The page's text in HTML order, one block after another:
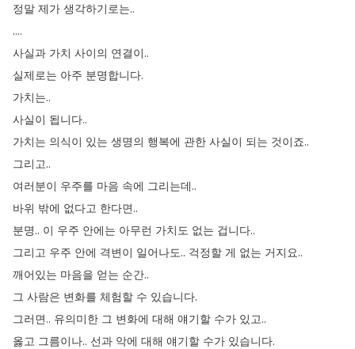
정말 제가 생각하기로는..
....
사실과 가치 사이의 연결이..
실제로는 아주 분명합니다.
가치는..
사실이 됩니다..
가치는 의식이 있는 생명의 행복에 관한 사실이 되는 것이죠..
그리고..
여러분이 우주를 마음 속에 그리는데..
바위 밖에 없다고 한다면..
분명.. 이 우주 안에는 아무런 가치도 없는 겁니다..
그리고 우주 안에 격변이 일어나도.. 걱정할 게 없는 거지요..
깨어있는 마음을 얻는 순간..
그 사람은 변화를 체험할 수 있습니다.
그러면.. 유의미한 그 변화에 대해 얘기할 수가 있고..
옳고 그름이나.. 선과 악에 대해 얘기할 수가 있습니다.